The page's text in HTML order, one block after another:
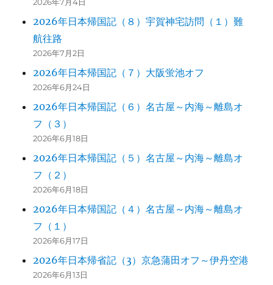
2026年日本帰国記（８）宇賀神宅訪問（１）難
航往路
2026年7月2日
2026年日本帰国記（７）大阪蛍池オフ
2026年6月24日
2026年日本帰国記（６）名古屋～内海～離島オ
フ（３）
2026年6月18日
2026年日本帰国記（５）名古屋～内海～離島オ
フ（２）
2026年6月18日
2026年日本帰国記（４）名古屋～内海～離島オ
フ（１）
2026年6月17日
2026年日本帰省記（3）京急蒲田オフ～伊丹空港
2026年6月13日